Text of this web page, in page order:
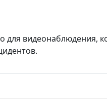
для видеонаблюдения,